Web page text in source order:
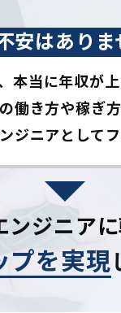
安はありま
本当に年収が
働き方や稼ぎ
ジニアとして
ンジニアに
プを実現